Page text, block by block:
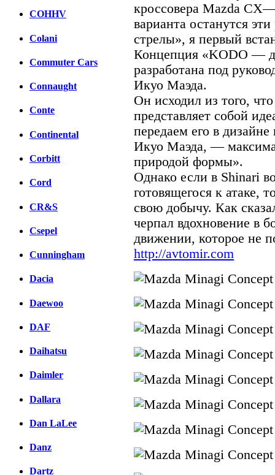
COHHV
Colani
Commuter Cars
Connaught
Conte
Continental
Corbitt
Cord
CR&S
Csepel
Cunningham
Dacia
Daewoo
DAF
Daihatsu
Daimler
Dallara
Dan LaLee
Danz
Dartz
кроссовера Mazda
варианта останутся
стрелы», я первый
Концепция «KODO —
разработана под
Икуо Маэда.
Он исходил из того,
представляет собой
передаем его в
Икуо Маэда, —
природой формы».
Однако если в Shinari
готовящегося к атаке,
свою добычу. Как
черпал вдохновение в
движении, которое не
http://avtomir.com